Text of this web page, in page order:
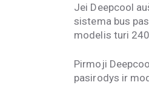
Jei Deepcool
sistema bus
modelis turi
Pirmoji
pasirodys ir